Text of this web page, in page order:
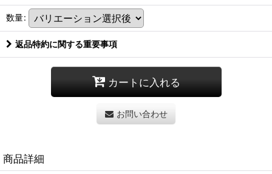
数量:
返品特約に関する重要事項
カートに入れる
お問い合わせ
商品詳細